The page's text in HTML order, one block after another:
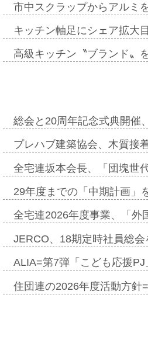
市中スクラップからアルミ
キッチン軸足にシェア拡大
高級キッチン〝ブランド〟
総会と20周年記念式典開催
プレハブ建築協会、木質接
全宅連坂本会長、「団塊世
29年度までの「中期計画
全宅連2026年度事業、「
JERCO、18期定時社員総
ALIA=第7弾「こども応援
住団連の2026年度活動方